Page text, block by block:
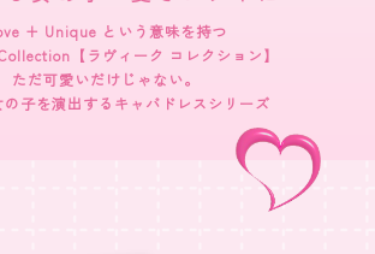
+ Unique という意味を持つ
【ラヴィーク コレクション】
ただ可愛いだけじゃない。
の子を演出するキャバドレスシリーズ